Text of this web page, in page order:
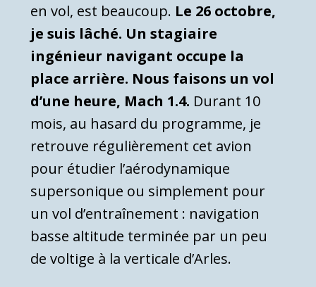
en vol, est beaucoup. Le 26 octobre,
je suis lâché. Un stagiaire
ingénieur navigant occupe la
place arrière. Nous faisons un vol
d’une heure, Mach 1.4. Durant 10
mois, au hasard du programme, je
retrouve régulièrement cet avion
pour étudier l’aérodynamique
supersonique ou simplement pour
un vol d’entraînement : navigation
basse altitude terminée par un peu
de voltige à la verticale d’Arles.